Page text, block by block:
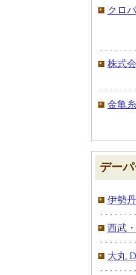
クロ
株式
金亀
デー
伊勢丹
西武
大丸